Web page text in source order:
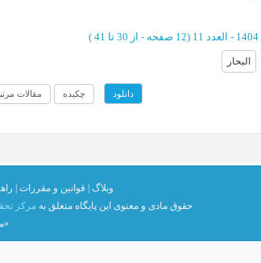
(‎12 صفحه - از 30 تا 41 )
البحار
دانلود چکیده مقالات
وبلاگ | قوانین و مقررات |
حقوق مادی و معنوی اين پايگاه متعلق بهمرکز